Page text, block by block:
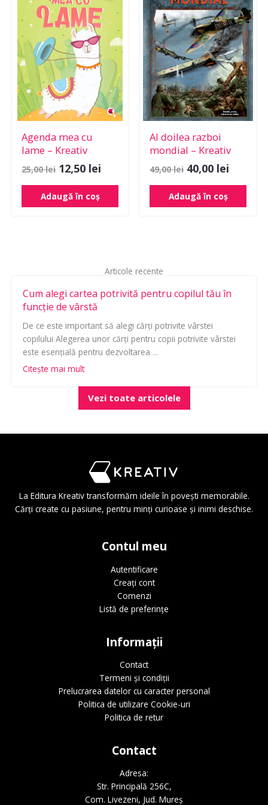
Agenda mea cu
lame – Kreativ
25,00lei
a
fost:
25,00 lei.
12,50 lei
este:
12,50 lei.
Adaugă în coș
Al doilea razboi
mondial – Kreativ
49,00lei
a
fost:
49,00 lei.
40,00 lei
este:
40,00
Adaugă în coș
Articole recente
Cum alegi cartea potrivită pentru copilul tău în
funcție de vârstă
De ce este important să alegi cărți potrivite vârstei
copilului Alegerea unor cărți pentru copii potrivite vârstei
este esențială pentru dezvoltarea ...
Citește mai mult
Vezi toate articolele
La Editura Kreativtransformăm ideile în povești memorabile.
Cărți create cu pasiune, pentru minți curioase și inimi deschise.
Contul meu
Autentificare
Creați cont
Comenzi
Listă de preferințe
Informații
Contact
Termeni și condiții
Prelucrarea datelor cu caracter personal
Politica de utilizare Cookie-uri
Politica de retur
Contact
Adresa:
Str. Principală 256C,
Com. Livezeni, Jud. Mureș